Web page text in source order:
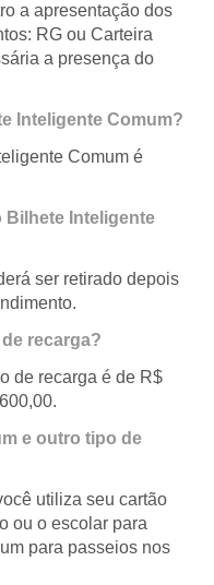
a apresentação dos
RG ou Carteira
a presença do
Inteligente Comum?
Comum é
Bilhete Inteligente
ser retirado depois
recarga?
de recarga é de R$
e outro tipo de
utiliza seu cartão
ou o escolar para
para passeios nos